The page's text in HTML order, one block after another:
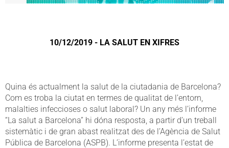
10/12/2019 - LA SALUT EN XIFRES
Quina és actualment la salut de la ciutadania de Barcelona?
Com es troba la ciutat en termes de qualitat de l’entorn,
malalties infeccioses o salut laboral? Un any més l’informe
“La salut a Barcelona” hi dóna resposta, a partir d’un treball
sistemàtic i de gran abast realitzat des de l’Agència de Salut
Pública de Barcelona (ASPB). L’informe presenta l’estat de